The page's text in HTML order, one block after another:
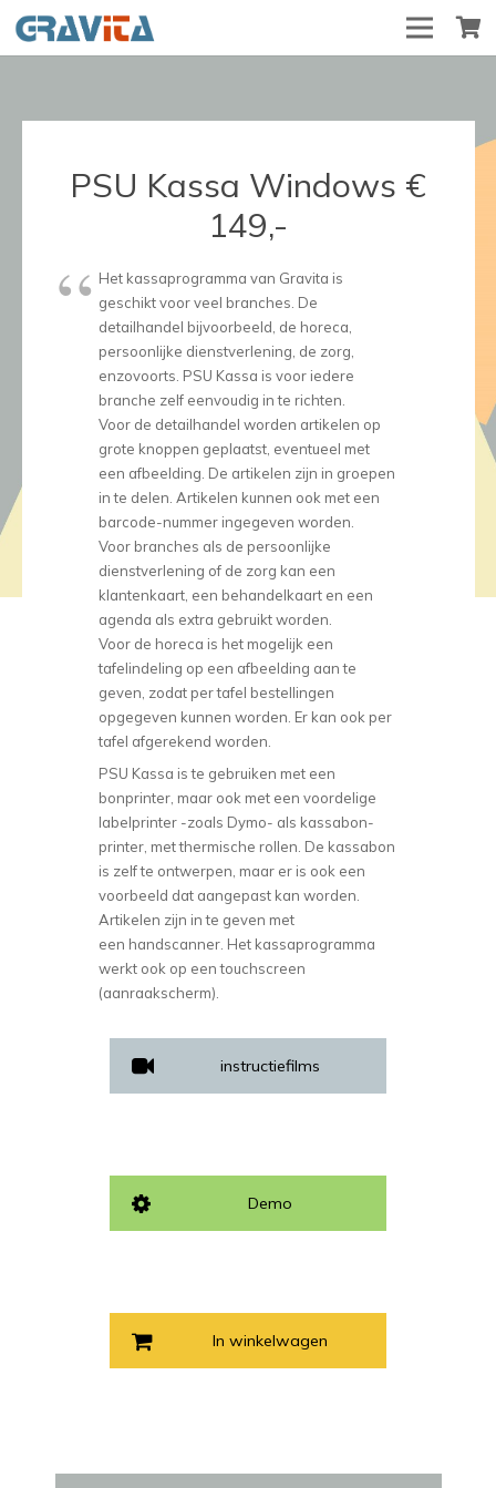
PSU Kassa Windows €
149,-
Het kassaprogramma van Gravita is
geschikt voor veel branches. De
detailhandel bijvoorbeeld, de horeca,
persoonlijke dienstverlening, de zorg,
enzovoorts. PSU Kassa is voor iedere
branche zelf eenvoudig in te richten.
Voor de detailhandel worden artikelen op
grote knoppen geplaatst, eventueel met
een afbeelding. De artikelen zijn in groepen
in te delen. Artikelen kunnen ook met een
barcode-nummer ingegeven worden.
Voor branches als de persoonlijke
dienstverlening of de zorg kan een
klantenkaart, een behandelkaart en een
agenda als extra gebruikt worden.
Voor de horeca is het mogelijk een
tafelindeling op een afbeelding aan te
geven, zodat per tafel bestellingen
opgegeven kunnen worden. Er kan ook per
tafel afgerekend worden.
PSU Kassa is te gebruiken met een
bonprinter, maar ook met een voordelige
labelprinter -zoals Dymo- als kassabon-
printer, met thermische rollen. De kassabon
is zelf te ontwerpen, maar er is ook een
voorbeeld dat aangepast kan worden.
Artikelen zijn in te geven met
een handscanner. Het kassaprogramma
werkt ook op een touchscreen
(aanraakscherm).
instructiefilms
Demo
In winkelwagen